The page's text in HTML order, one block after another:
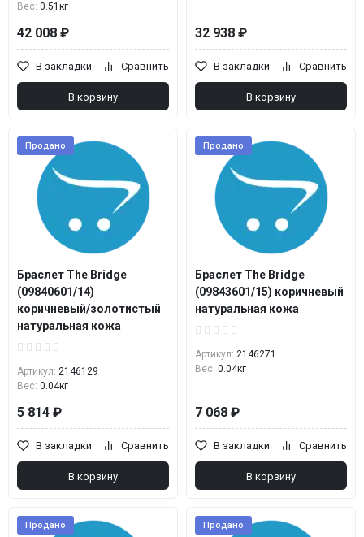
Вес: 0.51кг
42 008 ₽
В закладки Сравнить
В корзину
32 938 ₽
В закладки Сравнить
В корзину
Продано
Браслет The Bridge
(09840601/14)
коричневый/золотистый
натуральная кожа
Артикул: 2146129
Вес: 0.04кг
5 814 ₽
В закладки Сравнить
В корзину
Продано
Браслет The Bridge
(09843601/15) коричневый
натуральная кожа
Артикул: 2146271
Вес: 0.04кг
7 068 ₽
В закладки Сравнить
В корзину
Продано Продано